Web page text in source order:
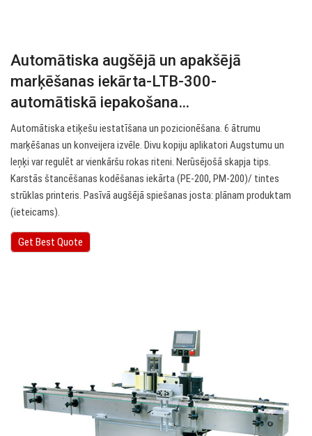
Automātiska augšējā un apakšējā
marķēšanas iekārta-LTB-300-
automātiskā iepakošana…
Automātiska etiķešu iestatīšana un pozicionēšana. 6 ātrumu
marķēšanas un konveijera izvēle. Divu kopiju aplikatori Augstumu un
leņķi var regulēt ar vienkāršu rokas riteni. Nerūsējošā skapja tips.
Karstās štancēšanas kodēšanas iekārta (PE-200, PM-200)/ tintes
strūklas printeris. Pasīvā augšējā spiešanas josta: plānam produktam
(ieteicams).
Get Best Quote